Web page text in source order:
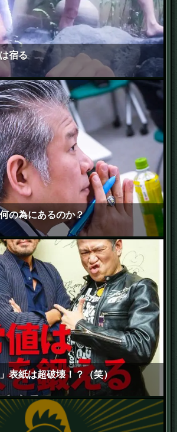
宿る
の為にあるのか？
表紙は超破壊！？（笑）